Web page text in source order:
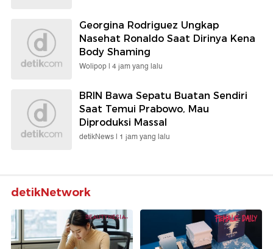
Georgina Rodriguez Ungkap
Nasehat Ronaldo Saat Dirinya Kena
Body Shaming
Wolipop | 4 jam yang lalu
BRIN Bawa Sepatu Buatan Sendiri
Saat Temui Prabowo, Mau
Diproduksi Massal
detikNews | 1 jam yang lalu
detikNetwork